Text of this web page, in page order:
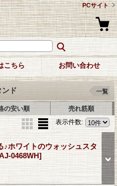
PCサイト
こちら お問い合わせ
ド 一覧
の安い順
売れ筋順
表示件数:
♪ホワイトのウォッシュスタ
0468WH]